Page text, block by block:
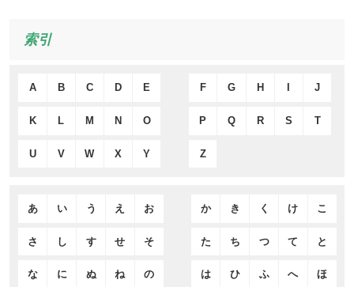
索引
A B C D E F G H J
K L M N O P Q R S T
U V W X Y Z
あ い う え お か き く け こ
さ し す せ そ た ち つ て と
な に ぬ ね の は ひ ふ へ ほ